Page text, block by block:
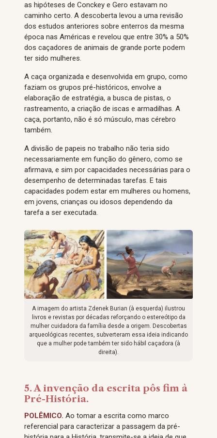
as hipóteses de Conckey e Gero estavam no
caminho certo. A descoberta levou a uma revisão
dos estudos anteriores sobre enterros da mesma
época nas Américas e revelou que entre 30% a 50%
dos caçadores de animais de grande porte podem
ter sido mulheres.
A caça organizada e desenvolvida em grupo, como
faziam os grupos pré-históricos, envolve a
elaboração de estratégia, a busca de pistas, o
rastreamento, a criação de iscas e armadilhas. A
caça, portanto, não é só músculo, mas cérebro
também.
A divisão de papeis no trabalho não teria sido
necessariamente em função do gênero, como se
afirmava, e sim por capacidades necessárias para o
desempenho de determinadas tarefas. E tais
capacidades podem estar em mulheres ou homens,
em jovens, crianças ou idosos dependendo da
tarefa a ser executada.
A imagem do artista Zdenek Burian (à esquerda) ilustrou
livros e revistas por décadas reforçando o estereótipo da
mulher cuidadora da família desde a origem. Descobertas
arqueológicas recentes, subverteram essa ideia indicando
que a mulher pode também ter sido hábil caçadora (à
direita).
5. A invenção da escrita pôs fim à
Pré-História.
POLÊMICO. Ao tomar a escrita como marco
referencial para caracterizar a passagem da pré-